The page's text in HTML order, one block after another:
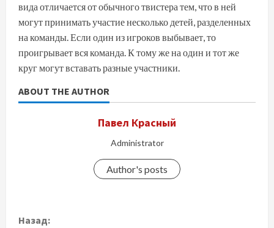
вида отличается от обычного твистера тем, что в ней
могут принимать участие несколько детей, разделенных
на команды. Если один из игроков выбывает, то
проигрывает вся команда. К тому же на один и тот же
круг могут вставать разные участники.
ABOUT THE AUTHOR
Павел Красный
Administrator
Author's posts
П
Назад: